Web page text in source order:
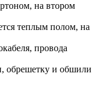
на втором
теплым полом, на
провода
обрешетку и обшили